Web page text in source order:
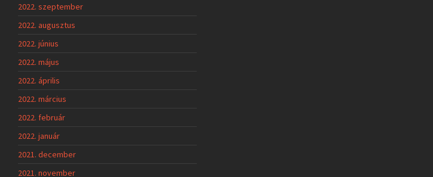
2022. szeptember
2022. augusztus
2022. június
2022. május
2022. április
2022. március
2022. február
2022. január
2021. december
2021. november